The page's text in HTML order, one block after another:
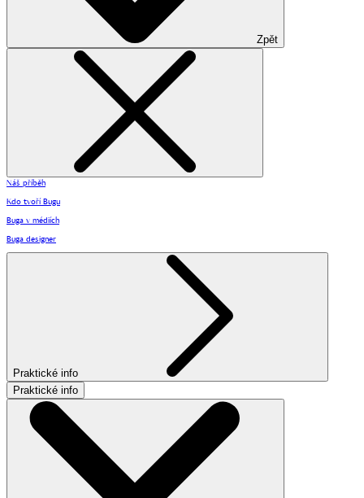
Zpět
Náš příběh
Kdo tvoří Bugu
Buga v médiích
Buga designer
Praktické info
Praktické info